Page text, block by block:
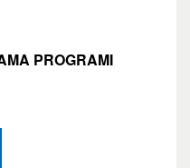
PROGRAMI